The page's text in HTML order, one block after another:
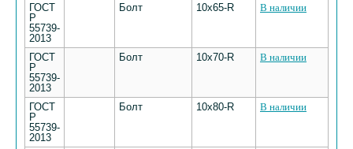
ГОСТ
Р
55739-
2013
Болт 10х65-R В наличии
ГОСТ
Р
55739-
2013
Болт 10х70-R В наличии
ГОСТ
Р
55739-
2013
Болт 10х80-R В наличии